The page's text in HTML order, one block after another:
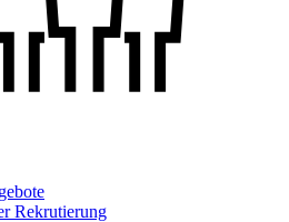
Rekrutierung